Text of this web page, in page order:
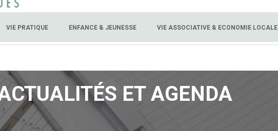
VIE PRATIQUE ENFANCE & JEUNESSE VIE ASSOCIATIVE & ECONOMIE LOCALE
ET AGENDA